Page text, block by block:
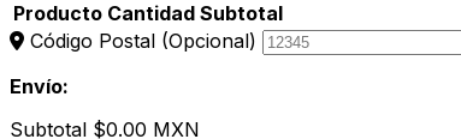
Producto Cantidad Subtotal
Código Postal (Opcional)
Envío:
Subtotal $0.00 MXN